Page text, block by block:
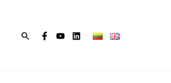
Paieška